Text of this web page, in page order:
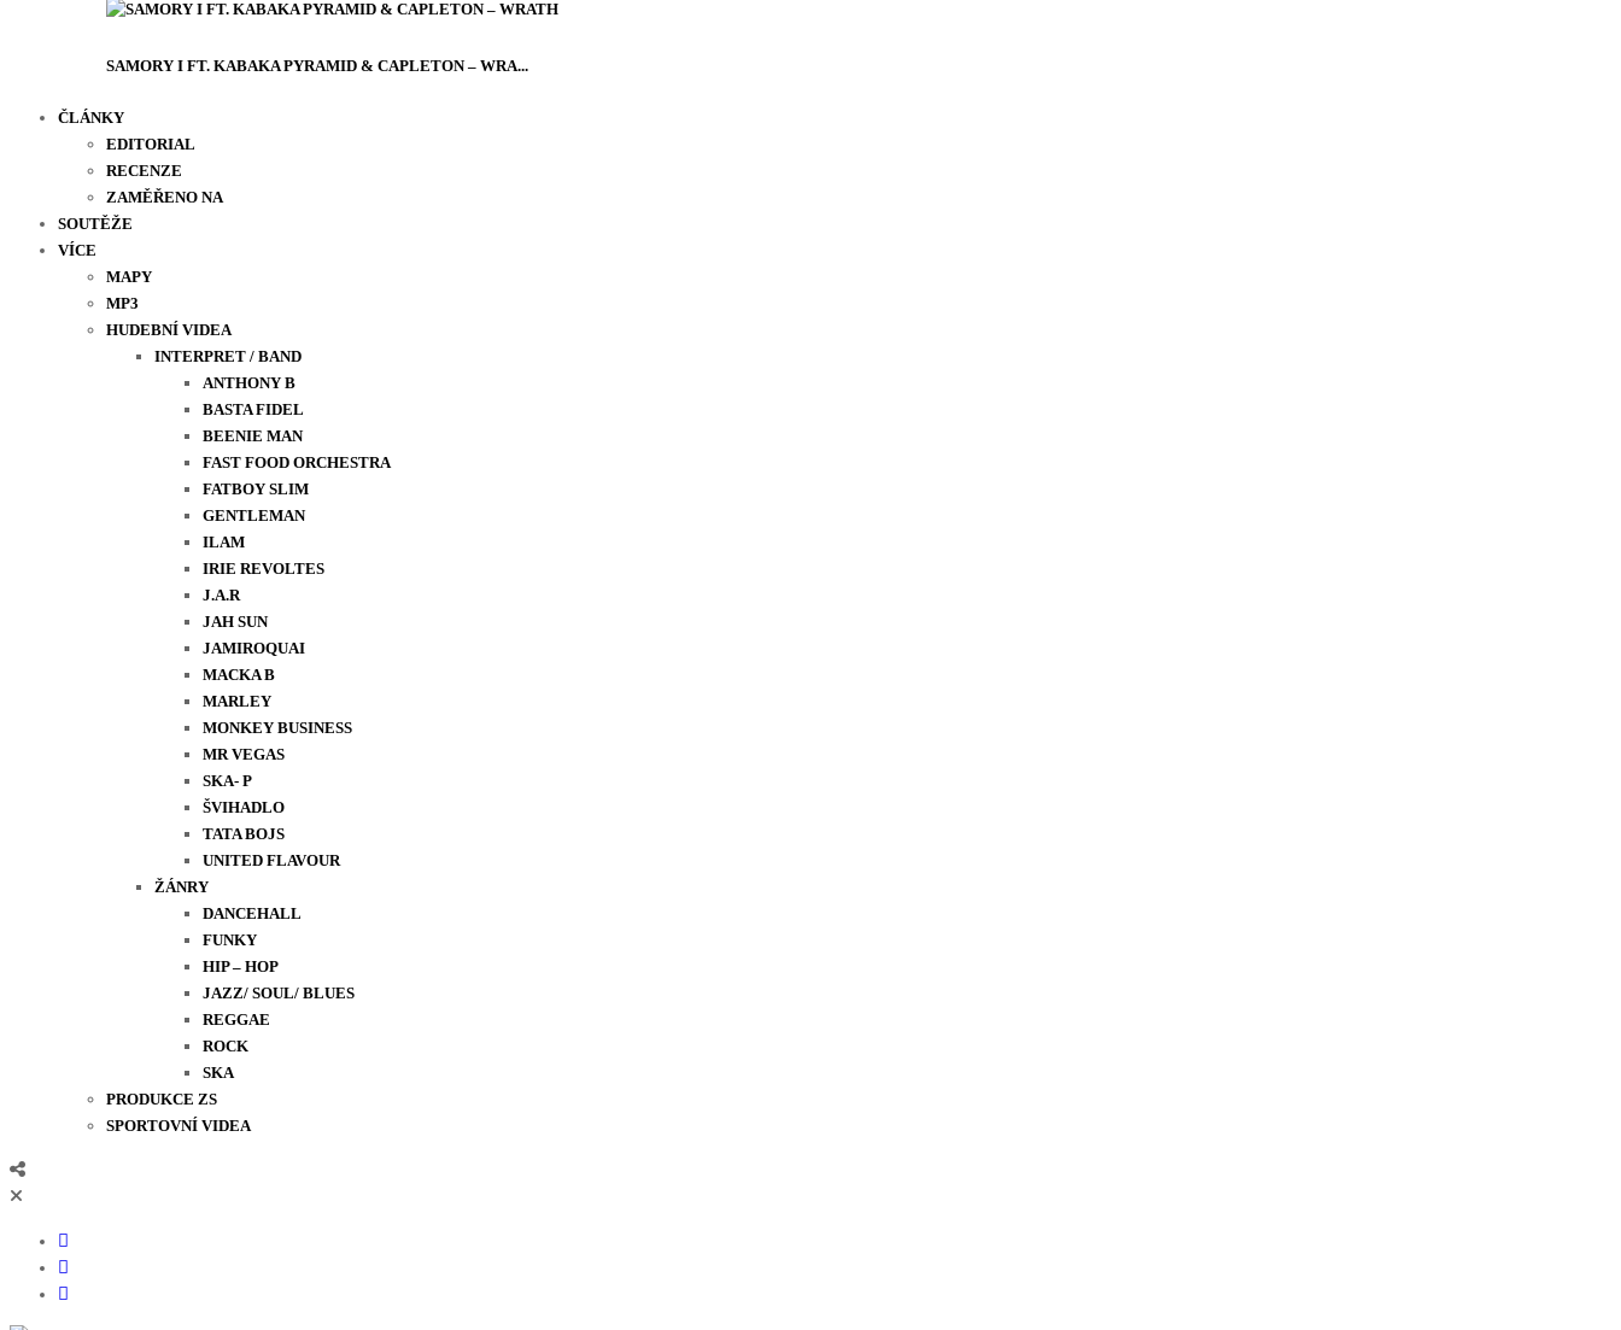
SAMORY I FT. KABAKA PYRAMID & CAPLETON – WRA...
ČLÁNKY
EDITORIAL
RECENZE
ZAMĚŘENO NA
SOUTĚŽE
VÍCE
MAPY
MP3
HUDEBNÍ VIDEA
INTERPRET / BAND
ANTHONY B
BASTA FIDEL
BEENIE MAN
FAST FOOD ORCHESTRA
FATBOY SLIM
GENTLEMAN
ILAM
IRIE REVOLTES
J.A.R
JAH SUN
JAMIROQUAI
MACKA B
MARLEY
MONKEY BUSINESS
MR VEGAS
SKA- P
ŠVIHADLO
TATA BOJS
UNITED FLAVOUR
ŽÁNRY
DANCEHALL
FUNKY
HIP – HOP
JAZZ/ SOUL/ BLUES
REGGAE
ROCK
SKA
PRODUKCE ZS
SPORTOVNÍ VIDEA